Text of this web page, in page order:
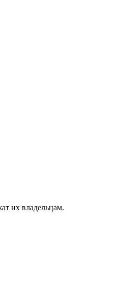
их владельцам.